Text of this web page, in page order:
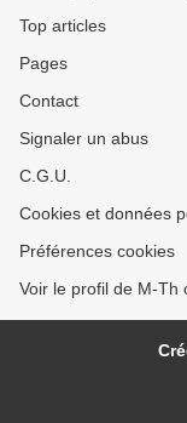
Top articles
Pages
Contact
Signaler un abus
C.G.U.
Cookies et données
Préférences cookies
Voir le profil de M-Th